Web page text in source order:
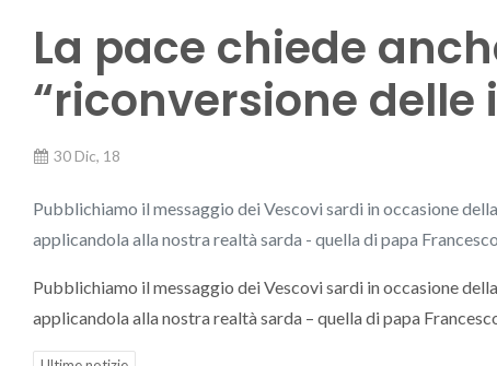
La pace chiede
“riconversione
30 Dic, 18
Pubblichiamo il messaggio dei Vescovi sardi in occasione
applicandola alla nostra realtà sarda - quella di papa
Pubblichiamo il messaggio dei Vescovi sardi in occasione
applicandola alla nostra realtà sarda – quella di papa